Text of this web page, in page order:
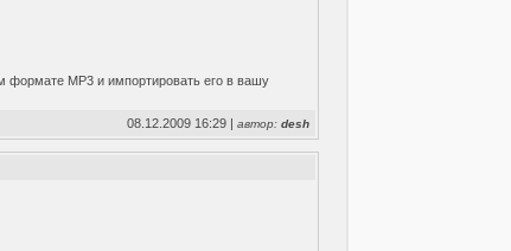
формате MP3 и импортировать его в вашу
08.12.2009 16:29 |автор:desh